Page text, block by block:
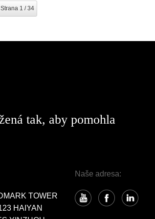
Strana 1 / 34
tak, aby pomohla
TOWER
HAIYAN
Naše adresa: